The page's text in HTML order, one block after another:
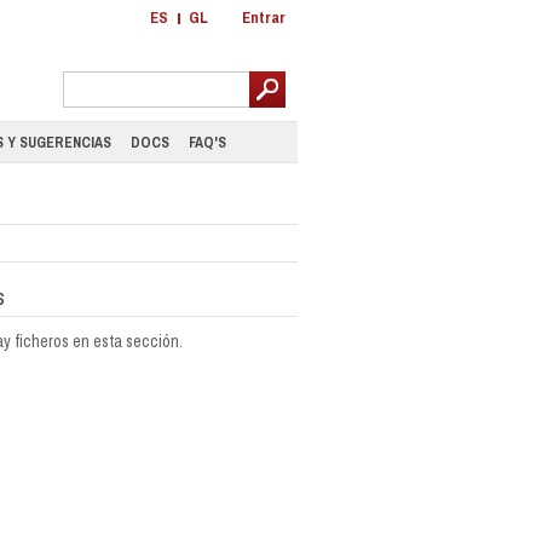
ES GL Entrar
Y SUGERENCIAS DOCS FAQ'S
ficheros en esta sección.